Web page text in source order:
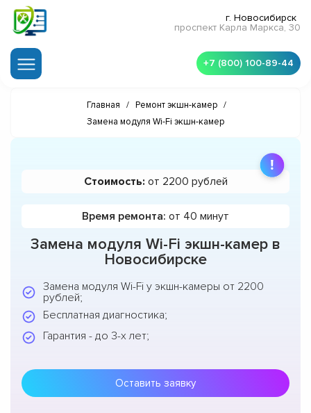
г. Новосибирск
проспект Карла Маркса, 30
+7 (800) 100-89-44
Главная / Ремонт экшн-камер /
Замена модуля Wi-Fi экшн-камер
Замена модуля Wi-Fi экшн-камер в
Новосибирске
Замена модуля Wi-Fi у экшн-камеры от 2200
рублей;
Бесплатная диагностика;
Гарантия - до 3-х лет;
Оставить заявку
Стоимость: от 2200 рублей
Время ремонта: от 40 минут